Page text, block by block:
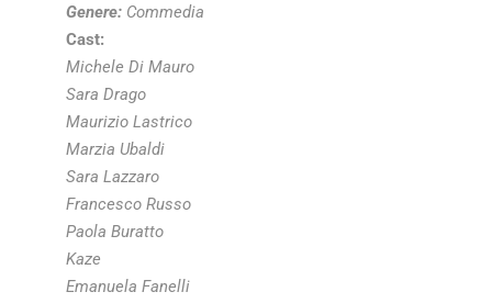
Genere: Commedia
Cast:
Michele Di Mauro
Sara Drago
Maurizio Lastrico
Marzia Ubaldi
Sara Lazzaro
Francesco Russo
Paola Buratto
Kaze
Emanuela Fanelli